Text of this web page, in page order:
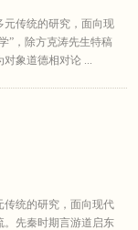
元传统的研究，面向现
”，除方克涛先生特稿
对象道德相对论 ...
传统的研究，面向现代
。先秦时期言游道启东